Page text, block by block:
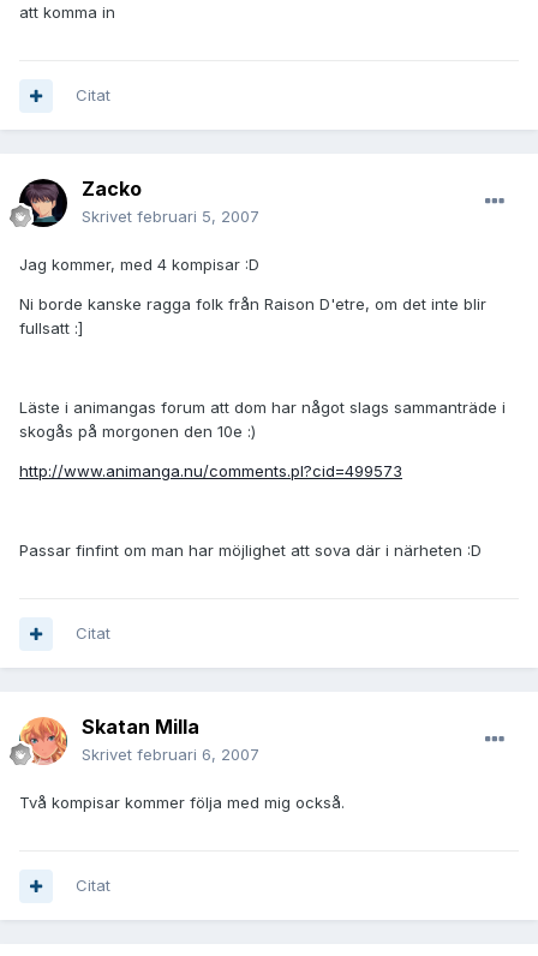
att komma in
Citat
Zacko
Skrivet februari 5, 2007
Jag kommer, med 4 kompisar :D
Ni borde kanske ragga folk från Raison D'etre, om det inte blir
fullsatt :]
Läste i animangas forum att dom har något slags sammanträde i
skogås på morgonen den 10e :)
http://www.animanga.nu/comments.pl?cid=499573
Passar finfint om man har möjlighet att sova där i närheten :D
Citat
Skatan Milla
Skrivet februari 6, 2007
Två kompisar kommer följa med mig också.
Citat